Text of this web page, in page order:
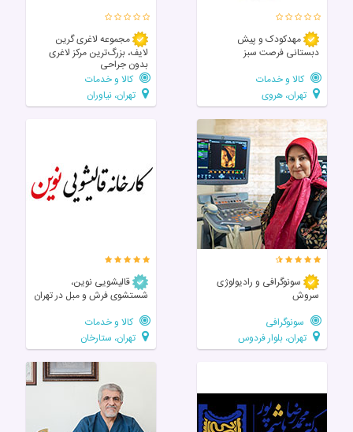
مهدکودک و پیش
دبستانی فرصت سبز
کالا و خدمات
تهران، هروی
مجموعه لاغری گرین
لایف، بزرگ‌ترین مرکز لاغری
بدون جراحی
کالا و خدمات
تهران، نیاوران
سونوگرافی و رادیولوژی
سروش
سونوگرافی
تهران، بلوار فردوس
قالیشویی نوین،
شستشوی فرش و مبل در تهران
کالا و خدمات
تهران، ستارخان